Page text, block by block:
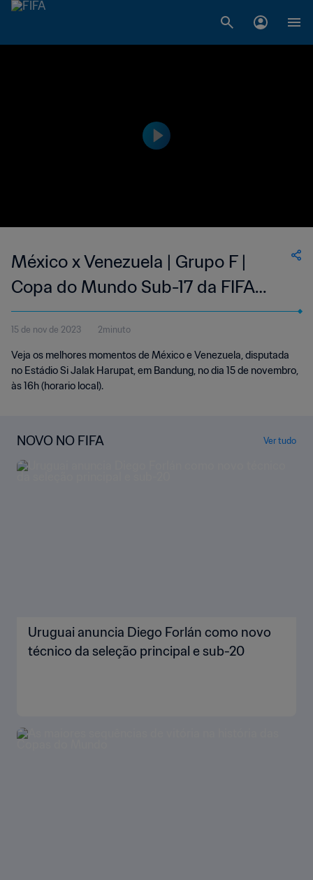
México x Venezuela | Grupo F |
Copa do Mundo Sub-17 da FIFA
Indonésia 2023™ | Melhores
Momentos
15 de nov de 2023 2minuto
Veja os melhores momentos de México e Venezuela, disputada
no Estádio Si Jalak Harupat, em Bandung, no dia 15 de novembro,
às 16h (horario local).
NOVO NO FIFA Ver tudo
Uruguai anuncia Diego Forlán como novo
técnico da seleção principal e sub-20